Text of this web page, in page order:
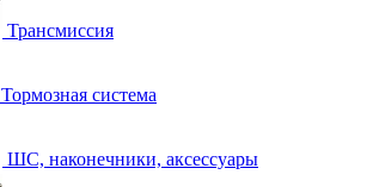
Трансмиссия
Тормозная система
ШС, наконечники, аксессуары